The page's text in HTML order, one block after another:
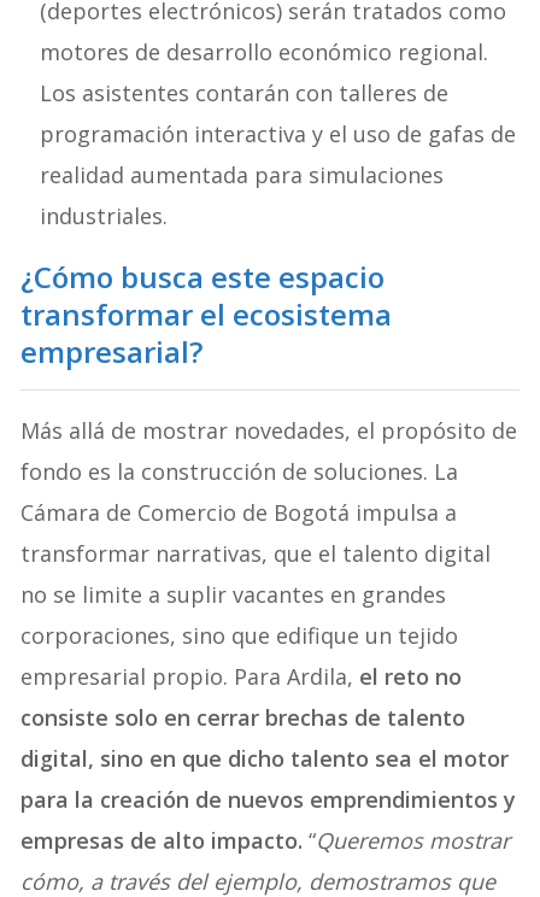
(deportes electrónicos) serán tratados como
motores de desarrollo económico regional.
Los asistentes contarán con talleres de
programación interactiva y el uso de gafas de
realidad aumentada para simulaciones
industriales.
¿Cómo busca este espacio
transformar el ecosistema
empresarial?
Más allá de mostrar novedades, el propósito de
fondo es la construcción de soluciones. La
Cámara de Comercio de Bogotá impulsa a
transformar narrativas, que el talento digital
no se limite a suplir vacantes en grandes
corporaciones, sino que edifique un tejido
empresarial propio. Para Ardila, el reto no
consiste solo en cerrar brechas de talento
digital, sino en que dicho talento sea el motor
para la creación de nuevos emprendimientos y
empresas de alto impacto. “Queremos mostrar
cómo, a través del ejemplo, demostramos que